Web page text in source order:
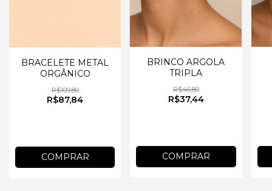
BRACELETE METAL
ORGÂNICO
R$109,80
R$87,84
COMPRAR
BRINCO ARGOLA
TRIPLA
R$46,80
R$37,44
COMPRAR